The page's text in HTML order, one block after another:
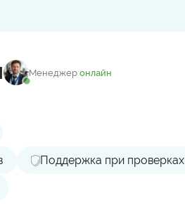
Менеджер онлайн
Поддержка при проверках